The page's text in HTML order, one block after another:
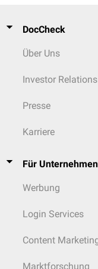
DocCheck
Über Uns
Investor Relations
Presse
Karriere
Für Unternehmen
Werbung
Login Services
Content
Marktforschung